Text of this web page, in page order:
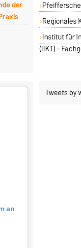
der
Regionales
Institut für
(IIKT) -
an
Tweets by